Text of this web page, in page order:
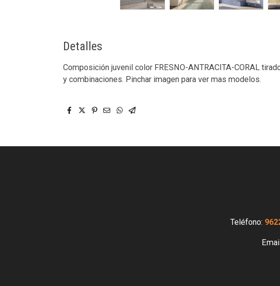
Detalles
Composición juvenil color FRESNO-ANTRACITA-CORAL
y combinaciones. Pinchar imagen para ver mas modelos.
Teléfono: